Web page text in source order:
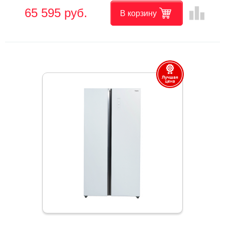
65 595 руб. В корзину leaderboard